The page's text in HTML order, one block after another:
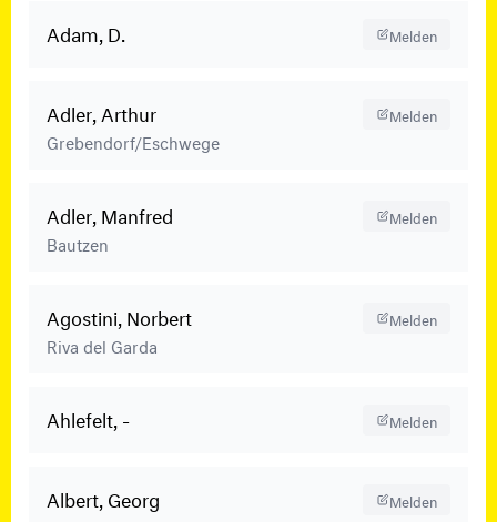
Adam, D. Melden
Adler, Arthur
Grebendorf/Eschwege
Melden
Adler, Manfred
Bautzen
Melden
Agostini, Norbert
Riva del Garda
Melden
Ahlefelt, - Melden
Albert, Georg Melden